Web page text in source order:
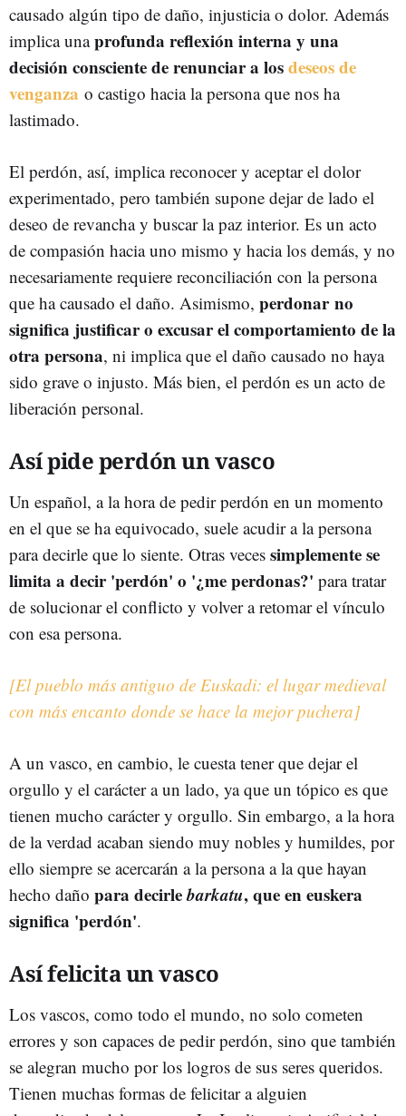
causado algún tipo de daño, injusticia o dolor. Además
implica unaprofunda reflexión interna y una
decisión conscientede renunciar a losdeseos de
venganza o castigo hacia la persona que nos ha
lastimado.
El perdón, así, implica reconocer y aceptar el dolor
experimentado, pero también supone dejar de lado el
deseo de revancha y buscar la paz interior. Es un acto
de compasión hacia uno mismo y hacia los demás, y no
necesariamente requiere reconciliación con la persona
que ha causado el daño. Asimismo, perdonar no
significa justificar o excusar el comportamiento de la
otra persona, ni implica que el daño causado no haya
sido grave o injusto. Más bien, el perdón es un acto de
liberación personal.
Así pide perdón un vasco
Un español, a la hora de pedir perdón en un momento
en el que se ha equivocado, suele acudir a la persona
para decirle que lo siente. Otras veces simplemente se
limita a decir 'perdón' o '¿me perdonas?' para tratar
de solucionar el conflicto y volver a retomar el vínculo
con esa persona.
[El pueblo más antiguo de Euskadi: el lugar medieval
con más encanto donde se hace la mejor puchera]
A un vasco, en cambio, le cuesta tener que dejar el
orgullo y el carácter a un lado, ya que un tópico es que
tienen mucho carácter y orgullo. Sin embargo, a la hora
de la verdad acaban siendo muy nobles y humildes, por
ello siempre se acercarán a la persona a la que hayan
hecho daño para decirlebarkatu, que en euskera
significa 'perdón'.
Así felicita un vasco
Los vascos, como todo el mundo, no solo cometen
errores y son capaces de pedir perdón, sino que también
se alegran mucho por los logros de sus seres queridos.
Tienen muchas formas de felicitar a alguien